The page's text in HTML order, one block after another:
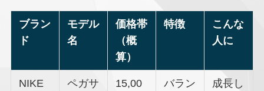
ブラン
ド
モデル
名
価格帯
（概
算）
特徴
こんな
人に
NIKE
ペガサ
15,00
バラン
成長し